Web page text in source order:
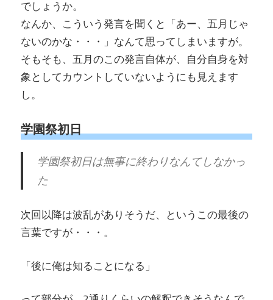
でしょうか。
なんか、こういう発言を聞くと「あー、五月じゃ
ないのかな・・・」なんて思ってしまいますが。
そもそも、五月のこの発言自体が、自分自身を対
象としてカウントしていないようにも見えます
し。
学園祭初日
学園祭初日は無事に終わりなんてしなかっ
た
次回以降は波乱がありそうだ、というこの最後の
言葉ですが・・・。
「後に俺は知ることになる」